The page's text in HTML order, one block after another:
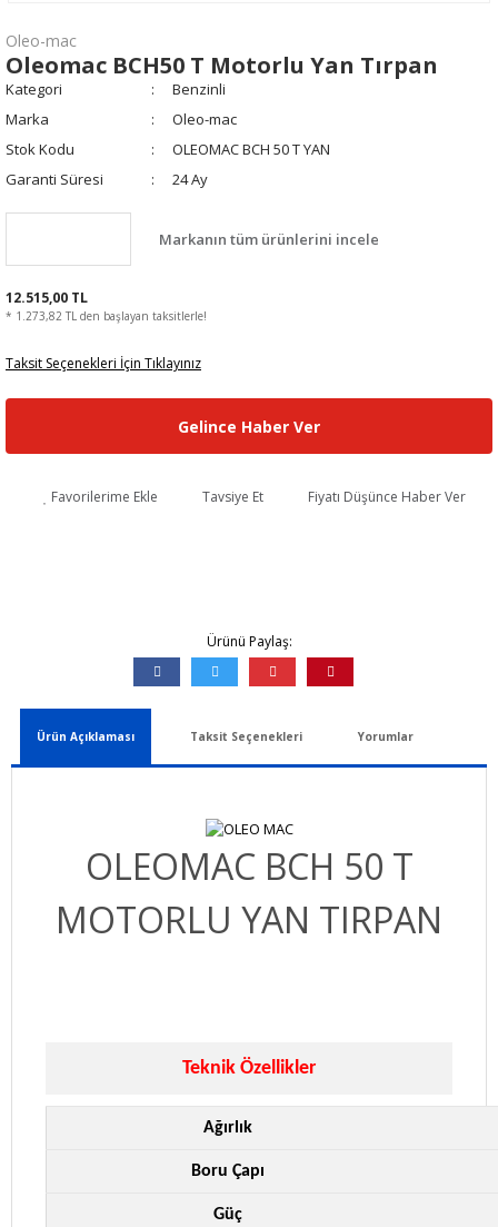
Oleo-mac
Oleomac BCH50 T Motorlu Yan Tırpan
Kategori
Benzinli
Marka
Oleo-mac
Stok Kodu
OLEOMAC BCH 50 T YAN
Garanti Süresi
24 Ay
Markanın tüm ürünlerini incele
12.515,00 TL
* 1.273,82 TL den başlayan taksitlerle!
Taksit Seçenekleri İçin Tıklayınız
Gelince Haber Ver
Favorilerime Ekle Tavsiye Et Fiyatı Düşünce Haber Ver
Ürünü Paylaş:
Ürün Açıklaması Taksit Seçenekleri Yorumlar
OLEOMAC BCH 50 T
MOTORLU YAN TIRPAN
Teknik Özellikler
Ağırlık
Boru Çapı
Güç